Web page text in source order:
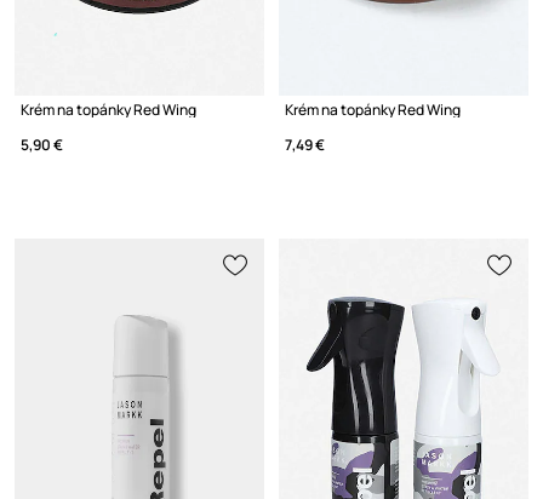
Krém na topánky Red Wing
5,90 €
Krém na topánky Red Wing
7,49 €